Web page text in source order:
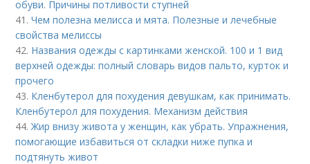
обуви. Причины потливости ступней
41.Чем полезна мелисса и мята. Полезные и лечебные
свойства мелиссы
42. Названия одежды с картинками женской. 100 и 1 вид
верхней одежды: полный словарь видов пальто, курток и
прочего
43. Кленбутерол для похудения девушкам, как принимать.
Кленбутерол для похудения. Механизм действия
44.Жир внизу живота у женщин, как убрать. Упражнения,
помогающие избавиться от складки ниже пупка и
подтянуть живот